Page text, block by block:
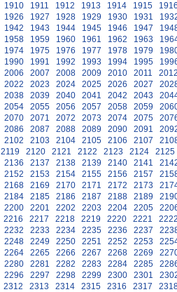
1910 1911 1912 1913 1914 1915
1926 1927 1928 1929 1930 1931
1942 1943 1944 1945 1946 1947
1958 1959 1960 1961 1962 1963
1974 1975 1976 1977 1978 1979
1990 1991 1992 1993 1994 1995
2006 2007 2008 2009 2010 2011
2022 2023 2024 2025 2026 2027
2038 2039 2040 2041 2042 2043
2054 2055 2056 2057 2058 2059
2070 2071 2072 2073 2074 2075
2086 2087 2088 2089 2090 2091
2102 2103 2104 2105 2106 2107
2119 2120 2121 2122 2123 2124
2125
2136 2137 2138 2139 2140 2141
2152 2153 2154 2155 2156 2157
2168 2169 2170 2171 2172 2173
2184 2185 2186 2187 2188 2189
2200 2201 2202 2203 2204 2205
2216 2217 2218 2219 2220 2221
2232 2233 2234 2235 2236 2237
2248 2249 2250 2251 2252 2253
2264 2265 2266 2267 2268 2269
2280 2281 2282 2283 2284 2285
2296 2297 2298 2299 2300 2301
2312 2313 2314 2315 2316 2317